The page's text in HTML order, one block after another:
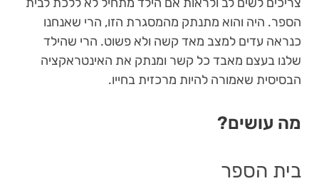
הספר. היה והוא מתנתק מהמסגרת הזו, הרי שאנחנו
כנראה עדים למצב מאד קשה ולא פשוט. הרי שהילד
שלנו בעצם מאבד כל קשר ומנתק את האינטראקציה
הבסיסית שאמורה להיות מרכזית בחייו.
מה עושים?
בית הספר